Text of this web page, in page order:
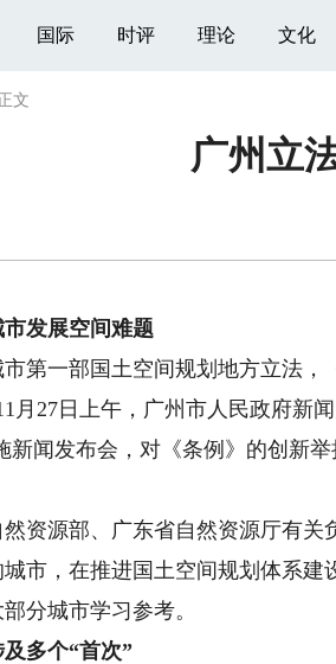
国际 时评 理论 文化
正文
广州立
发展空间难题
一部国土空间规划地方立法，
月27日上午，广州市人民政府新
新闻发布会，对《条例》的创新
源部、广东省自然资源厅有关
市，在推进国土空间规划体系
分城市学习参考。
多个“首次”